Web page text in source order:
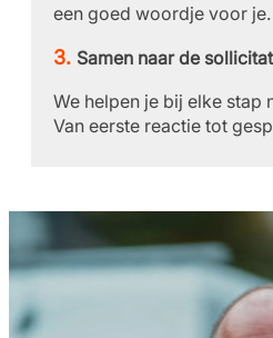
een goed woordje voor je.
Samen naar de
We helpen je bij elke stap
Van eerste reactie tot